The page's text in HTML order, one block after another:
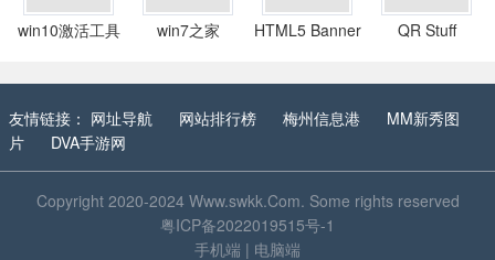
win10激活工具 win7之家
HTML5 Banner
QR Stuff
友情链接： 网址导航 网站排行榜 梅州信息港
MM新秀图
片
DVA手游网
Copyright 2020-2024 Www.swkk.Com. Some rights reserved
粤ICP备2022019515号-1
手机端 | 电脑端